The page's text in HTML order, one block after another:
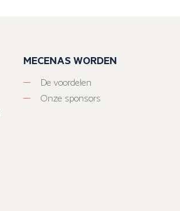
MECENAS WORDEN
De voordelen
Onze sponsors